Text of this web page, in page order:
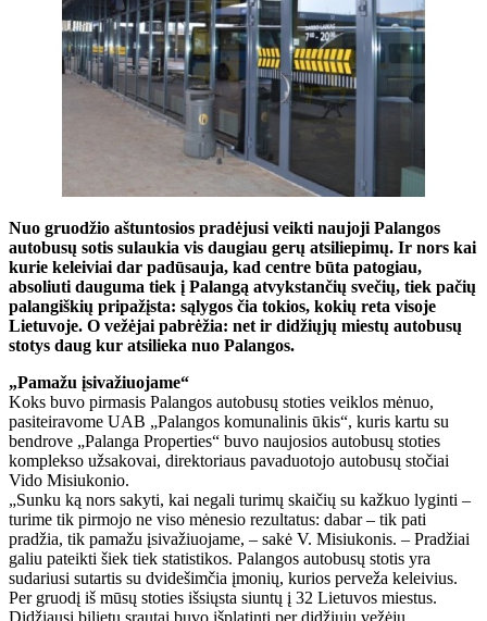
Nuo gruodžio aštuntosios pradėjusi veikti naujoji Palangos
autobusų sotis sulaukia vis daugiau gerų atsiliepimų. Ir nors kai
kurie keleiviai dar padūsauja, kad centre būta patogiau,
absoliuti dauguma tiek į Palangą atvykstančių svečių, tiek pačių
palangiškių pripažįsta: sąlygos čia tokios, kokių reta visoje
Lietuvoje. O vežėjai pabrėžia: net ir didžiųjų miestų autobusų
stotys daug kur atsilieka nuo Palangos.
„Pamažu įsivažiuojame“
Koks buvo pirmasis Palangos autobusų stoties veiklos mėnuo,
pasiteiravome UAB „Palangos komunalinis ūkis“, kuris kartu su
bendrove „Palanga Properties“ buvo naujosios autobusų stoties
komplekso užsakovai, direktoriaus pavaduotojo autobusų stočiai
Vido Misiukonio.
„Sunku ką nors sakyti, kai negali turimų skaičių su kažkuo lyginti –
turime tik pirmojo ne viso mėnesio rezultatus: dabar – tik pati
pradžia, tik pamažu įsivažiuojame, – sakė V. Misiukonis. – Pradžiai
galiu pateikti šiek tiek statistikos. Palangos autobusų stotis yra
sudariusi sutartis su dvidešimčia įmonių, kurios perveža keleivius.
Per gruodį iš mūsų stoties išsiųsta siuntų į 32 Lietuvos miestus.
Didžiausi bilietų srautai buvo išplatinti per didžiųjų vežėjų